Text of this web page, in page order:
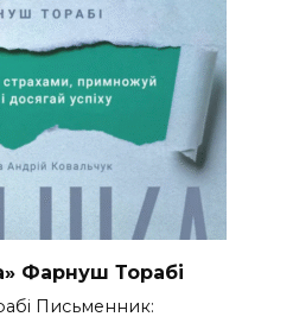
Фарнуш Торабі
Письменник: